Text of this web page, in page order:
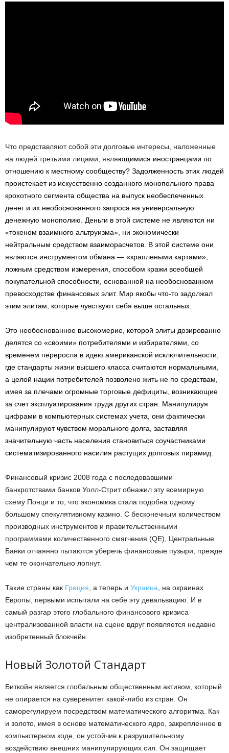
Что представляют собой эти долговые интересы, наложенные
на людей третьими лицами, являющимися иностранцами по
отношению к местному сообществу? Задолженность этих людей
проистекает из искусственно созданного монопольного права
крохотного сегмента общества на выпуск необеспеченных
денег и их необоснованного запроса на универсальную
денежную монополию.
Деньги в этой системе не являются ни
«токеном взаимного альтруизма», ни экономически
нейтральным средством взаиморасчетов. В этой системе они
являются инструментом обмана — «краплеными картами»,
ложным средством измерения, способом кражи всеобщей
покупательной способности, основанной на необоснованном
превосходстве финансовых элит. Мир якобы что-то задолжал
этим элитам, которые чувствуют себя выше остальных.
Это необоснованное высокомерие, которой элиты дозированно
делятся со «своими» потребителями и избирателями, со
временем переросла в идею американской исключительности,
где стандарты жизни высшего класса считаются нормальными,
а целой нации потребителей позволено жить не по средствам,
имея за плечами огромные торговые дефициты, возникающие
за счет эксплуатирования труда других стран. Манипулируя
цифрами в компьютерных системах учета, они фактически
манипулируют чувством морального долга, заставляя
значительную часть населения становиться соучастниками
систематизированного насилия растущих долговых пирамид.
Финансовый кризис 2008 года с последовавшими
банкротствами банков Уолл-Стрит обнажил эту всемирную
схему Понци и то, что экономика стала подобна одному
большому спекулятивному казино. С бесконечным количеством
производных инструментов и правительственными
программами количественного смягчения (QE), Центральные
Банки отчаянно пытаются уберечь финансовые пузыри, прежде
чем те окончательно лопнут.
Такие страны как Греция , а теперь и Украина , на окраинах
Европы, первыми испытали на себе эту девальвацию. И в
самый разгар этого глобального финансового кризиса
централизованной власти на сцене вдруг появляется недавно
изобретенный блокчейн.
Новый Золотой Стандарт
Биткойн является глобальным общественным активом, который
не опирается на суверенитет какой-либо из стран. Он
саморегулируем посредством математического алгоритма. Как
и золото, имея в основе математического ядро, закрепленное в
компьютерном коде, он устойчив к разрушительному
воздействию внешних манипулирующих сил. Он защищает